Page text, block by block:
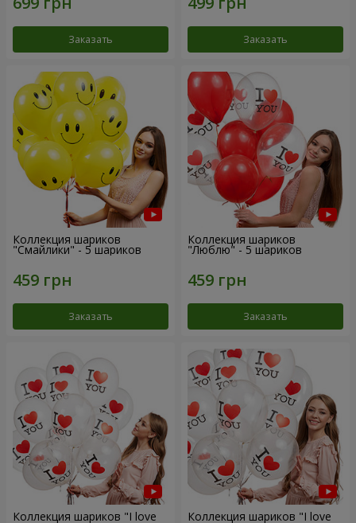
Заказать Заказать
Коллекция шариков
"Смайлики" - 5 шариков
Заказать
Коллекция шариков
"Люблю" - 5 шариков
Заказать
Коллекция шариков "I love Коллекция шариков "I love